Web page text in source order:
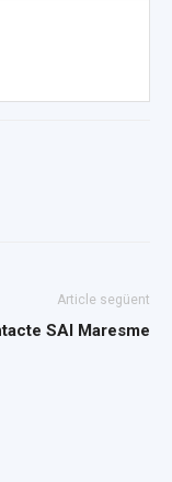
Article següent
SAI Maresme